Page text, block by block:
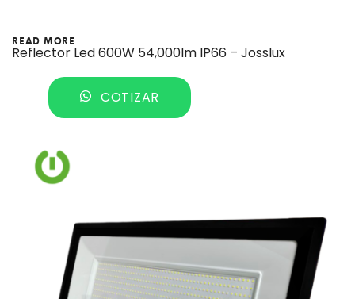
READ MORE
Reflector Led 600W 54,000lm IP66 – Josslux
COTIZAR